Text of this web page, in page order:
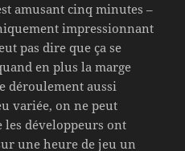
amusant cinq minutes –
impressionnant
pas dire que ça se
en plus la marge
déroulement aussi
variée, on ne peut
les développeurs ont
une heure de jeu un